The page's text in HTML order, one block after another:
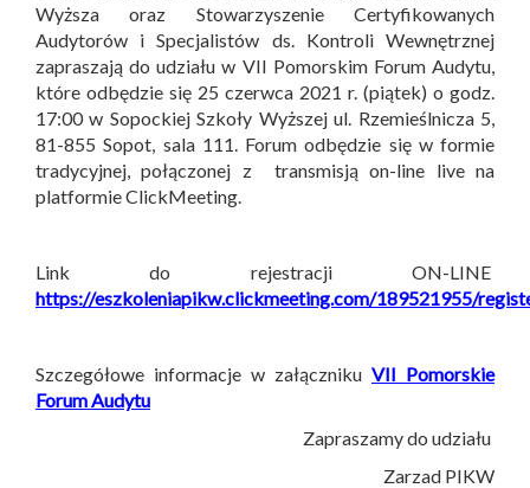
Wyższa oraz Stowarzyszenie Certyfikowanych
Audytorów i Specjalistów ds. Kontroli Wewnętrznej
zapraszają do udziału w VII Pomorskim Forum Audytu,
które odbędzie się 25 czerwca 2021 r. (piątek) o godz.
17:00 w Sopockiej Szkoły Wyższej ul. Rzemieślnicza 5,
81-855 Sopot, sala 111. Forum odbędzie się w formie
tradycyjnej, połączonej z transmisją on-line live na
platformie ClickMeeting.
Link do rejestracji ON-LINE
https://eszkoleniapikw.clickmeeting.com/189521955/
Szczegółowe informacje w załączniku VII Pomorskie
Forum Audytu
Zapraszamy do udziału
Zarzad PIKW